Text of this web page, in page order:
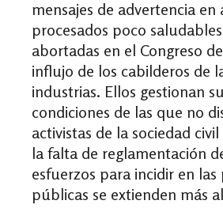
mensajes de advertencia en
procesados poco
abortadas en el Congreso
influjo de los cabilderos de
industrias. Ellos gestionan
condiciones de las que no
activistas de la sociedad
la falta de reglamentación
esfuerzos para incidir en las
públicas se extienden más